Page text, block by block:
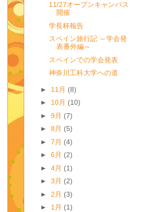
11/27オープンキャンパス
開催
学長杯報告
スペイン旅行記 ～学会発
表番外編～
スペインでの学会発表
神奈川工科大学への道
► 11月 (8)
► 10月 (10)
► 9月 (7)
► 8月 (5)
► 7月 (4)
► 6月 (2)
► 4月 (1)
► 3月 (2)
► 2月 (3)
► 1月 (1)